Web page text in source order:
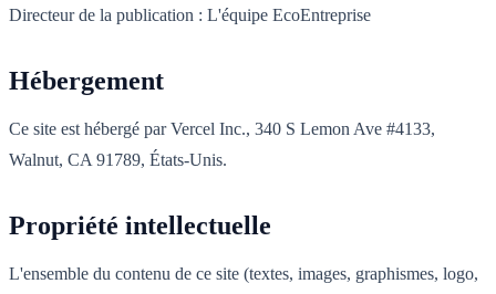
Directeur de la publication : L'équipe EcoEntreprise
Hébergement
Ce site est hébergé par Vercel Inc., 340 S Lemon Ave #4133,
Walnut, CA 91789, États-Unis.
Propriété intellectuelle
L'ensemble du contenu de ce site (textes, images, graphismes, logo,